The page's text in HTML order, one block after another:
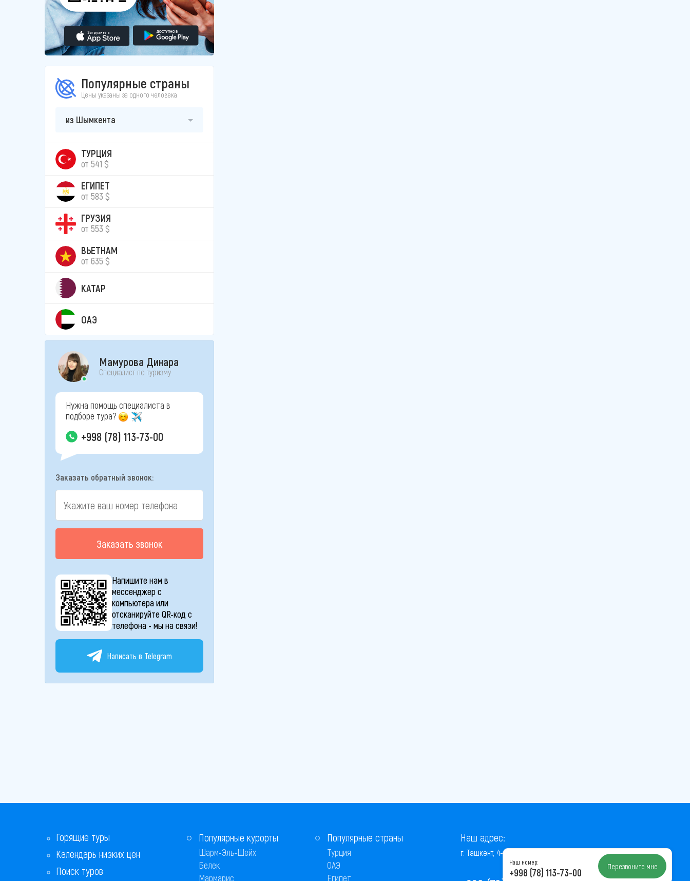
Популярные страны
Цены указаны за одного человека
из Шымкента
ТУРЦИЯ
от 541 $
ЕГИПЕТ
от 583 $
ГРУЗИЯ
от 553 $
ВЬЕТНАМ
от 635 $
КАТАР
ОАЭ
Мамурова Динара
Специалист по туризму
Нужна помощь специалиста в
подборе тура?
+998 (78) 113-73-00
Заказать обратный звонок:
Заказать звонок
Напишите нам в
мессенджер с
компьютера или
отсканируйте QR-код с
телефона - мы на связи!
Написать в Telegram
Горящие туры
Календарь низких цен
Поиск туров
Популярные курорты
Шарм-Эль-Шейх
Белек
Мармарис
Популярные страны
Турция
ОАЭ
Египет
Наш адрес:
г. Ташкент, 4-й проезд Ниёзбек Йули, 7
Наш номер:
+998 (78) 113-73-00 Перезвоните мне